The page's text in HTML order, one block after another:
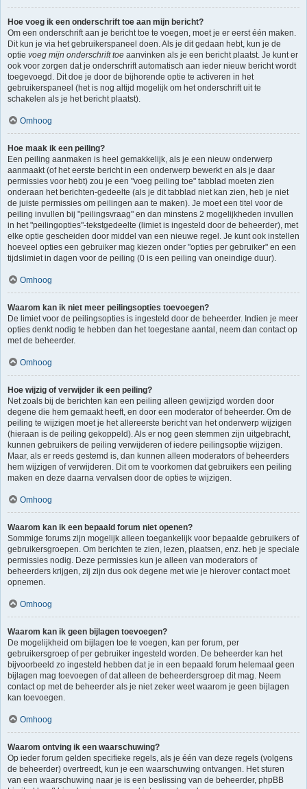
Hoe voeg ik een onderschrift toe aan mijn bericht?
Om een onderschrift aan je bericht toe te voegen, moet je er eerst één maken.
Dit kun je via het gebruikerspaneel doen. Als je dit gedaan hebt, kun je de
optie voeg mijn onderschrift toe aanvinken als je een bericht plaatst. Je kunt er
ook voor zorgen dat je onderschrift automatisch aan ieder nieuw bericht wordt
toegevoegd. Dit doe je door de bijhorende optie te activeren in het
gebruikerspaneel (het is nog altijd mogelijk om het onderschrift uit te
schakelen als je het bericht plaatst).
Omhoog
Hoe maak ik een peiling?
Een peiling aanmaken is heel gemakkelijk, als je een nieuw onderwerp
aanmaakt (of het eerste bericht in een onderwerp bewerkt en als je daar
permissies voor hebt) zou je een "voeg peiling toe" tabblad moeten zien
onderaan het berichten-gedeelte (als je dit tabblad niet kan zien, heb je niet
de juiste permissies om peilingen aan te maken). Je moet een titel voor de
peiling invullen bij "peilingsvraag" en dan minstens 2 mogelijkheden invullen
in het "peilingopties"-tekstgedeelte (limiet is ingesteld door de beheerder), met
elke optie gescheiden door middel van een nieuwe regel. Je kunt ook instellen
hoeveel opties een gebruiker mag kiezen onder "opties per gebruiker" en een
tijdslimiet in dagen voor de peiling (0 is een peiling van oneindige duur).
Omhoog
Waarom kan ik niet meer peilingsopties toevoegen?
De limiet voor de peilingsopties is ingesteld door de beheerder. Indien je meer
opties denkt nodig te hebben dan het toegestane aantal, neem dan contact op
met de beheerder.
Omhoog
Hoe wijzig of verwijder ik een peiling?
Net zoals bij de berichten kan een peiling alleen gewijzigd worden door
degene die hem gemaakt heeft, en door een moderator of beheerder. Om de
peiling te wijzigen moet je het allereerste bericht van het onderwerp wijzigen
(hieraan is de peiling gekoppeld). Als er nog geen stemmen zijn uitgebracht,
kunnen gebruikers de peiling verwijderen of iedere peilingsoptie wijzigen.
Maar, als er reeds gestemd is, dan kunnen alleen moderators of beheerders
hem wijzigen of verwijderen. Dit om te voorkomen dat gebruikers een peiling
maken en deze daarna vervalsen door de opties te wijzigen.
Omhoog
Waarom kan ik een bepaald forum niet openen?
Sommige forums zijn mogelijk alleen toegankelijk voor bepaalde gebruikers of
gebruikersgroepen. Om berichten te zien, lezen, plaatsen, enz. heb je speciale
permissies nodig. Deze permissies kun je alleen van moderators of
beheerders krijgen, zij zijn dus ook degene met wie je hierover contact moet
opnemen.
Omhoog
Waarom kan ik geen bijlagen toevoegen?
De mogelijkheid om bijlagen toe te voegen, kan per forum, per
gebruikersgroep of per gebruiker ingesteld worden. De beheerder kan het
bijvoorbeeld zo ingesteld hebben dat je in een bepaald forum helemaal geen
bijlagen mag toevoegen of dat alleen de beheerdersgroep dit mag. Neem
contact op met de beheerder als je niet zeker weet waarom je geen bijlagen
kan toevoegen.
Omhoog
Waarom ontving ik een waarschuwing?
Op ieder forum gelden specifieke regels, als je één van deze regels (volgens
de beheerder) overtreedt, kun je een waarschuwing ontvangen. Het sturen
van een waarschuwing naar je is een beslissing van de beheerder, phpBB